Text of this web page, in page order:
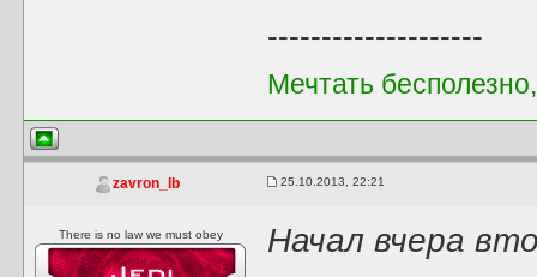
--------------------
Мечтать
zavron_lb 25.10.2013, 22:21
There is no law we must obey
Начал вчера